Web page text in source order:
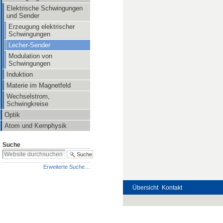
Elektrische Schwingungen
und Sender
Erzeugung elektrischer
Schwingungen
Lecher-Sender
Modulation von
Schwingungen
Induktion
Materie im Magnetfeld
Wechselstrom,
Schwingkreise
Optik
Atom und Kernphysik
Suche
Erweiterte Suche…
Übersicht Kontakt